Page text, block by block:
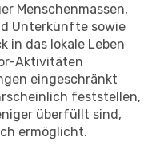
Menschenmassen,
Unterkünfte sowie
in das lokale Leben
Aktivitäten
eingeschränkt
feststellen,
überfüllt sind,
ermöglicht.